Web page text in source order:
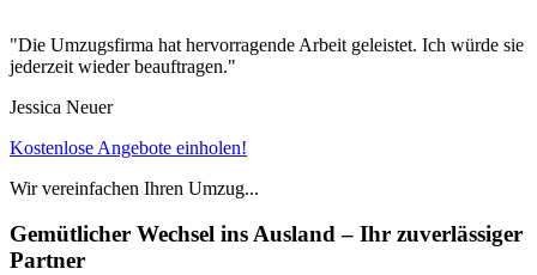
"Die Umzugsfirma hat hervorragende Arbeit geleistet. Ich würde sie
jederzeit wieder beauftragen."
Jessica Neuer
Kostenlose Angebote einholen!
Wir vereinfachen Ihren Umzug...
Gemütlicher Wechsel ins Ausland – Ihr zuverlässiger
Partner